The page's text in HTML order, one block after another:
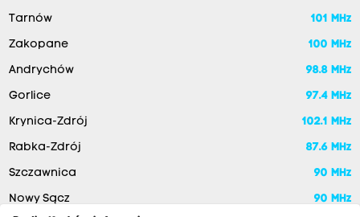
Tarnów 101 MHz
Zakopane 100 MHz
Andrychów 98.8 MHz
Gorlice 97.4 MHz
Krynica-Zdrój 102.1 MHz
Rabka-Zdrój 87.6 MHz
Szczawnica 90 MHz
Nowy Sącz
90 MHz